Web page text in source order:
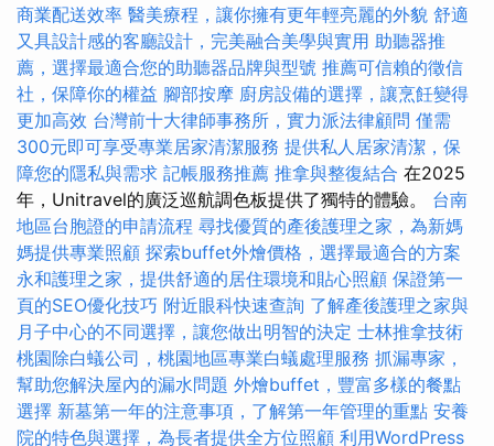
商業配送效率 醫美療程，讓你擁有更年輕亮麗的外貌 舒適
又具設計感的客廳設計，完美融合美學與實用 助聽器推
薦，選擇最適合您的助聽器品牌與型號 推薦可信賴的徵信
社，保障你的權益 腳部按摩 廚房設備的選擇，讓烹飪變得
更加高效 台灣前十大律師事務所，實力派法律顧問 僅需
300元即可享受專業居家清潔服務 提供私人居家清潔，保
障您的隱私與需求 記帳服務推薦 推拿與整復結合 在2025
年，Unitravel的廣泛巡航調色板提供了獨特的體驗。 台南
地區台胞證的申請流程 尋找優質的產後護理之家，為新媽
媽提供專業照顧 探索buffet外燴價格，選擇最適合的方案
永和護理之家，提供舒適的居住環境和貼心照顧 保證第一
頁的SEO優化技巧 附近眼科快速查詢 了解產後護理之家與
月子中心的不同選擇，讓您做出明智的決定 士林推拿技術
桃園除白蟻公司，桃園地區專業白蟻處理服務 抓漏專家，
幫助您解決屋內的漏水問題 外燴buffet，豐富多樣的餐點
選擇 新墓第一年的注意事項，了解第一年管理的重點 安養
院的特色與選擇，為長者提供全方位照顧 利用WordPress